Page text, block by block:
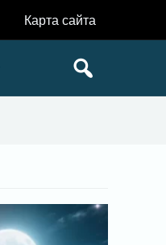
Карта сайта